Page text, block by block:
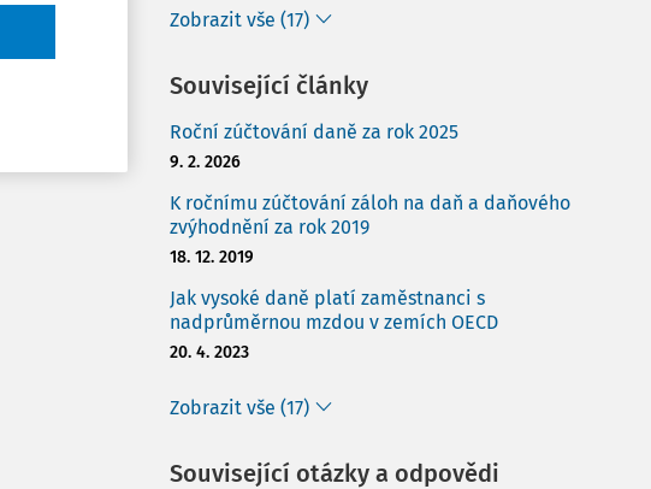
Zobrazit vše (17)
Související články
Roční zúčtování daně za rok 2025
9. 2. 2026
K ročnímu zúčtování záloh na daň a daňového
zvýhodnění za rok 2019
18. 12. 2019
Jak vysoké daně platí zaměstnanci s
nadprůměrnou mzdou v zemích OECD
20. 4. 2023
Zobrazit vše (17)
Související otázky a odpovědi